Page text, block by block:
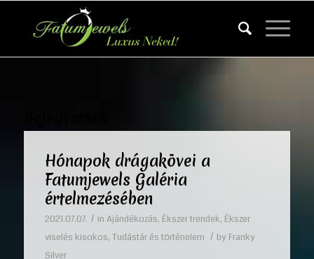
Hónapok drágakövei a
Fatumjewels Galéria
értelmezésében
2021.07.07. / in Ajándékozás, Ékszer trendek, Ékszer
viselés kisokos, Tudástár és történelem / by Franky
Silver